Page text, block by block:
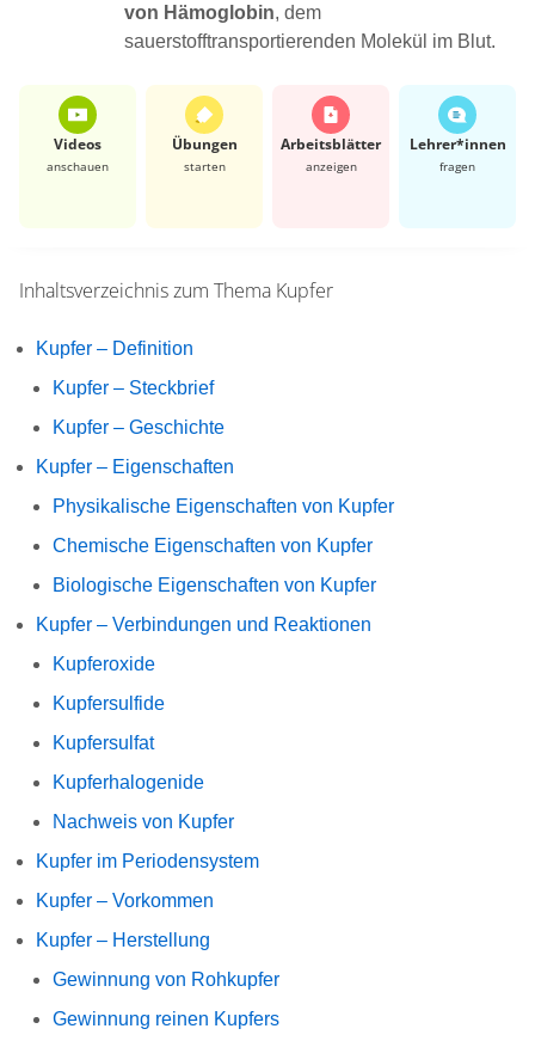
von Hämoglobin, dem
sauerstofftransportierenden Molekül im Blut.
Videos
anschauen
Übungen
starten
Arbeits­blätter
anzeigen
Lehrer*​innen
fragen
Inhaltsverzeichnis zum Thema Kupfer
Kupfer – Definition
Kupfer – Steckbrief
Kupfer – Geschichte
Kupfer – Eigenschaften
Physikalische Eigenschaften von Kupfer
Chemische Eigenschaften von Kupfer
Biologische Eigenschaften von Kupfer
Kupfer – Verbindungen und Reaktionen
Kupferoxide
Kupfersulfide
Kupfersulfat
Kupferhalogenide
Nachweis von Kupfer
Kupfer im Periodensystem
Kupfer – Vorkommen
Kupfer – Herstellung
Gewinnung von Rohkupfer
Gewinnung reinen Kupfers